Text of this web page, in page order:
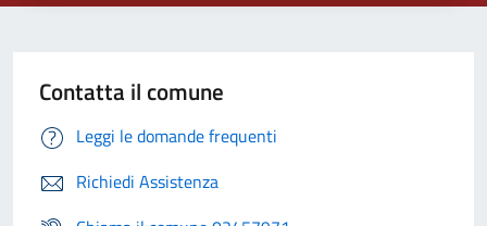
Contatta il comune
Leggi le domande frequenti
Richiedi Assistenza